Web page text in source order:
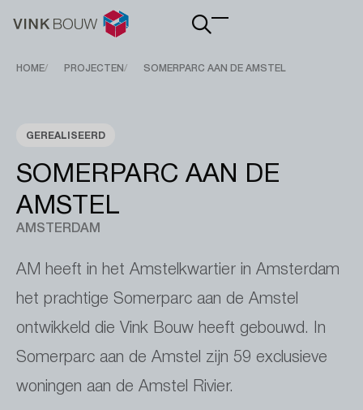
Main
Breadcrumb
HOME PROJECTEN SOMERPARC AAN DE AMSTEL
GEREALISEERD
SOMERPARC AAN DE
AMSTEL
AMSTERDAM
AM heeft in het Amstelkwartier in Amsterdam
het prachtige Somerparc aan de Amstel
ontwikkeld die Vink Bouw heeft gebouwd. In
Somerparc aan de Amstel zijn 59 exclusieve
woningen aan de Amstel Rivier.